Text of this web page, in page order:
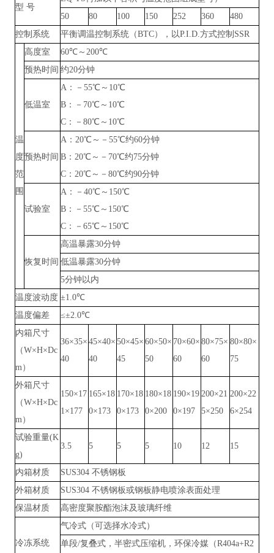
型 号
50
80 100 150 252 360
480
控制系统
平衡调温控制系统（BTC），以P.I.D.方式控制SSR
温
度
范
围
高度室
60℃～200℃
预热时间 约20分钟
低温室
A：－55℃～10℃
B：－70℃～10℃
C：－80℃～10℃
预热时间
A：20℃～－55℃约60分钟
B：20℃～－70℃约75分钟
C：20℃～－80℃约90分钟
试验室
A：－40℃～150℃
B：－55℃～150℃
C：－65℃～150℃
恢复时间
高温暴露30分钟
低温暴露30分钟
5分钟以内
温度波动度 ±1.0℃
温度偏差
≤±2.0℃
内箱尺寸
（W×H×Dc
m）
36×35×
40
45×40×
40
50×45×
45
60×50×
50
70×60×
60
80×75×
60
80×80×
75
外箱尺寸
（W×H×Dc
m）
150×17
1×177
165×18
0×173
170×18
0×173
180×18
0×200
190×19
0×197
200×21
5×250
200×22
6×254
试验重量(K
g)
3.5 5 5 5 10 12 15
内箱材质
SUS304 不锈钢板
外箱材质
SUS304 不锈钢板或钢板静电喷涂表面处理
保温材质
高密度聚胺酯泡沫及玻璃纤维
冷冻系统
气冷式（可选择水冷式）
单段/复叠式，半密式压缩机，环保冷媒（R404a+R2